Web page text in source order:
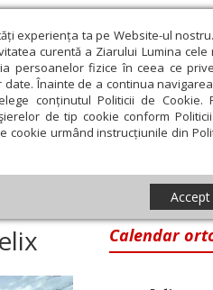
experiența ta pe Website-ul
curentă a Ziarului Lumina cele
persoanelor fizice în ceea ce
Înainte de a continua
conținutul Politicii de Cookie.
de tip cookie conform
cookie urmând instrucțiunile din
Accept
Documentar In memoriam
Societate Opinii
Calendar